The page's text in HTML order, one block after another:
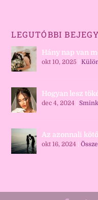
LEGUTÓBBI
Hány nap van
okt 10, 2025 |
Hogyan lesz
dec 4, 2024 |
Az azonnali
okt 16, 2024 |